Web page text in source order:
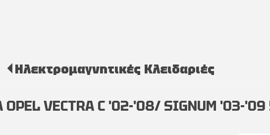
Ηλεκτρομαγνητικές Κλειδαριές
VECTRA C '02-'08/ SIGNUM '03-